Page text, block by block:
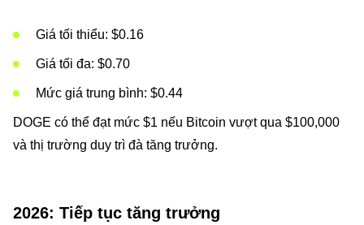
Giá tối thiểu: $0.16
Giá tối đa: $0.70
Mức giá trung bình: $0.44
DOGE có thể đạt mức $1 nếu Bitcoin vượt qua $100,000
và thị trường duy trì đà tăng trưởng.
2026: Tiếp tục tăng trưởng